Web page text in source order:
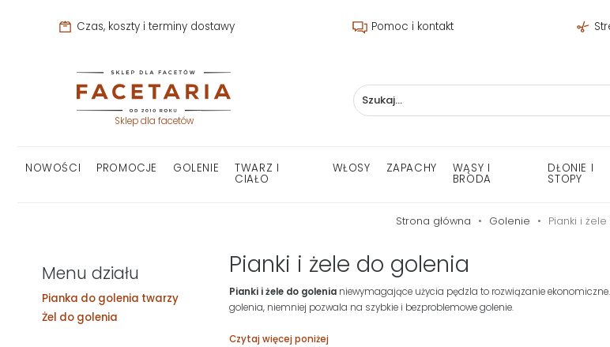
Czas, koszty i terminy dostawy Pomoc i kontakt
Sklep dla facetów
NOWOŚCI PROMOCJE GOLENIE TWARZ I
CIAŁO
WŁOSY ZAPACHY WĄSY I
BRODA
DŁONIE I
STOPY
Strona główna Golenie Pianki i
Menu działu
Pianka do golenia twarzy
Żel do golenia
Pianki i żele do golenia
Pianki i żele do golenia niewymagające użycia pędzla to rozwiązanie
golenia, niemniej pozwala na szybkie i bezproblemowe golenie.
Czytaj więcej poniżej